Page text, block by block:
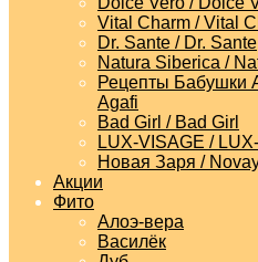
Vital Charm / Vital
Dr. Sante / Dr. Sante
Natura Siberica /
Рецепты Бабушки
Agafi
Bad Girl / Bad Girl
LUX-VISAGE /
Новая Заря /
Акции
Фито
Алоэ-вера
Василёк